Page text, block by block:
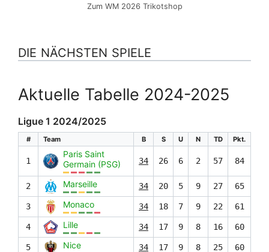
Zum WM 2026 Trikotshop
DIE NÄCHSTEN SPIELE
Aktuelle Tabelle 2024-2025
Ligue 1 2024/2025
# Team B S U N TD Pkt.
1
Paris Saint
Germain (PSG)
34 26 6 2 57 84
2 Marseille 34 20 5 9 27 65
3 Monaco 34 18 7 9 22 61
4 Lille 34 17 9 8 16 60
5 Nice 34 17 9 8 25 60